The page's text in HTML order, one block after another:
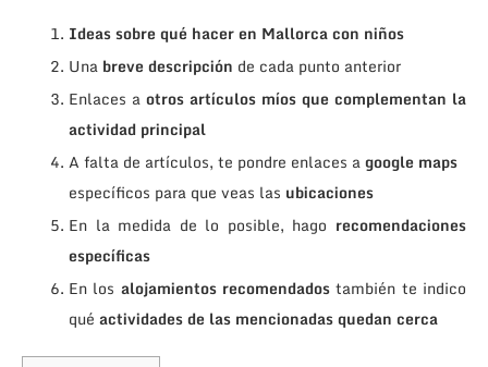
Ideas sobre qué hacer en Mallorca con niños
Una breve descripción de cada punto anterior
Enlaces a otros artículos míos que complementan la
actividad principal
A falta de artículos, te pondre enlaces agoogle maps
específicos para que veas las ubicaciones
En la medida de lo posible, hago recomendaciones
específicas
En los alojamientos recomendados también te indico
qué actividades de las mencionadasquedan cerca